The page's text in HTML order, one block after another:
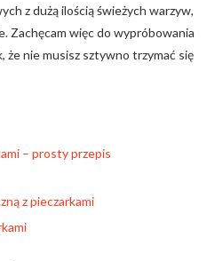
z dużą ilością świeżych warzyw,
Zachęcam więc do wypróbowania
że nie musisz sztywno trzymać się
– prosty przepis
z pieczarkami